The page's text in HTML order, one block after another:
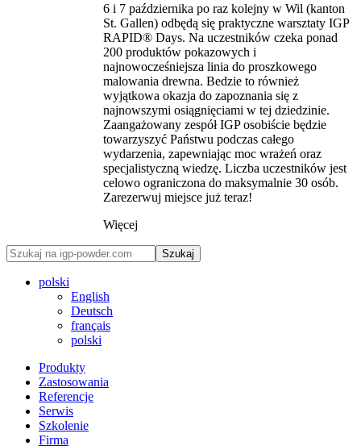
6 i 7 października po raz kolejny w Wil (kanton
St. Gallen) odbędą się praktyczne warsztaty IGP
RAPID® Days. Na uczestników czeka ponad
200 produktów pokazowych i
najnowocześniejsza linia do proszkowego
malowania drewna. Bedzie to również
wyjątkowa okazja do zapoznania się z
najnowszymi osiągnięciami w tej dziedzinie.
Zaangażowany zespół IGP osobiście będzie
towarzyszyć Państwu podczas całego
wydarzenia, zapewniając moc wrażeń oraz
specjalistyczną wiedzę. Liczba uczestników jest
celowo ograniczona do maksymalnie 30 osób.
Zarezerwuj miejsce już teraz!
Więcej
Szukaj
polski
English
Deutsch
français
polski
Produkty
Zastosowania
Referencje
Serwis
Szkolenie
Firma